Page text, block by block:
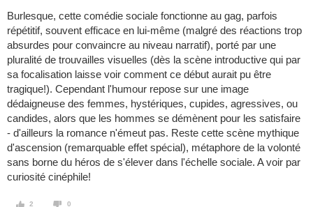
Burlesque, cette comédie sociale fonctionne au gag, parfois
répétitif, souvent efficace en lui-même (malgré des réactions trop
absurdes pour convaincre au niveau narratif), porté par une
pluralité de trouvailles visuelles (dès la scène introductive qui par
sa focalisation laisse voir comment ce début aurait pu être
tragique!). Cependant l'humour repose sur une image
dédaigneuse des femmes, hystériques, cupides, agressives, ou
candides, alors que les hommes se démènent pour les satisfaire
- d'ailleurs la romance n'émeut pas. Reste cette scène mythique
d'ascension (remarquable effet spécial), métaphore de la volonté
sans borne du héros de s'élever dans l'échelle sociale. A voir par
curiosité cinéphile!
2 0